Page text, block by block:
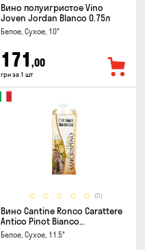
Вино полуигристое Vino
Joven Jordan Blanco 0.75л
Белое, Сухое, 10°
171 ,00
грн за 1 шт
(0)
Вино Cantine Ronco Carattere
Antico Pinot Bianco
Chardonnay Rubicone IGT 0.25л
Белое, Сухое, 11.5°